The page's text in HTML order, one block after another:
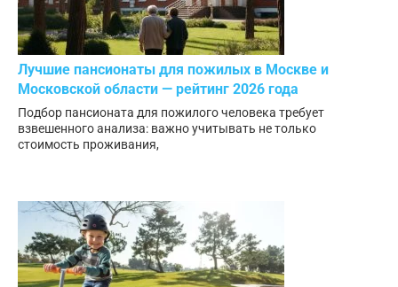
Лучшие пансионаты для пожилых в Москве и
Московской области — рейтинг 2026 года
Подбор пансионата для пожилого человека требует
взвешенного анализа: важно учитывать не только
стоимость проживания,